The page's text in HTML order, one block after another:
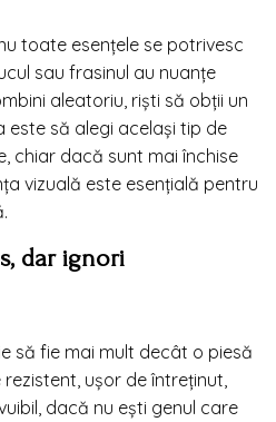
toate esențele se potrivesc
sau frasinul au nuanțe
aleatoriu, riști să obții un
este să alegi același tip de
chiar dacă sunt mai închise
vizuală este esențială pentru
dar ignori
să fie mai mult decât o piesă
ușor de întreținut,
dacă nu ești genul care